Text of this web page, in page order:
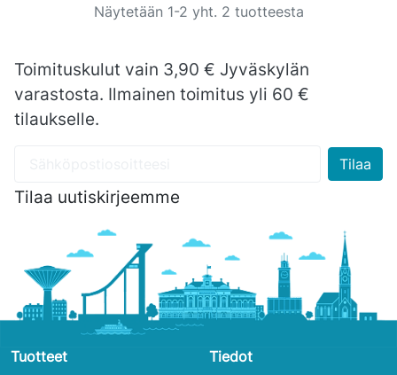
Näytetään 1-2 yht. 2 tuotteesta
Toimituskulut vain 3,90 € Jyväskylän
varastosta. Ilmainen toimitus yli 60 €
tilaukselle.
Tilaa uutiskirjeemme
Tuotteet Tiedot